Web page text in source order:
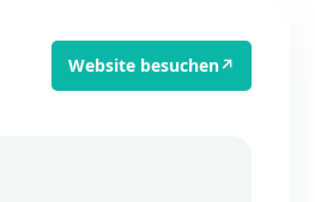
Website besuchen↗